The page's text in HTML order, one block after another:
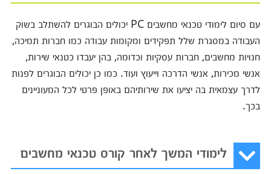
עם סיום לימודי טכנאי מחשבים PC יכולים הבוגרים להשתלב בשוק
העבודה במסגרת שלל תפקידים ומקומות עבודה כמו חברות תמיכה,
חנויות מחשבים, חברות עסקיות וכדומה, בהן יעבדו כטנאי שירות,
אנשי מכירות, אנשי הדרכה וייעוץ ועוד. כמו כן יכולים הבוגרים לפנות
לדרך עצמאית בה יציעו את שירותיהם באופן פרטי לכל המעוניינים
בכך.
לימודי המשך לאחר קורס טכנאי מחשבים